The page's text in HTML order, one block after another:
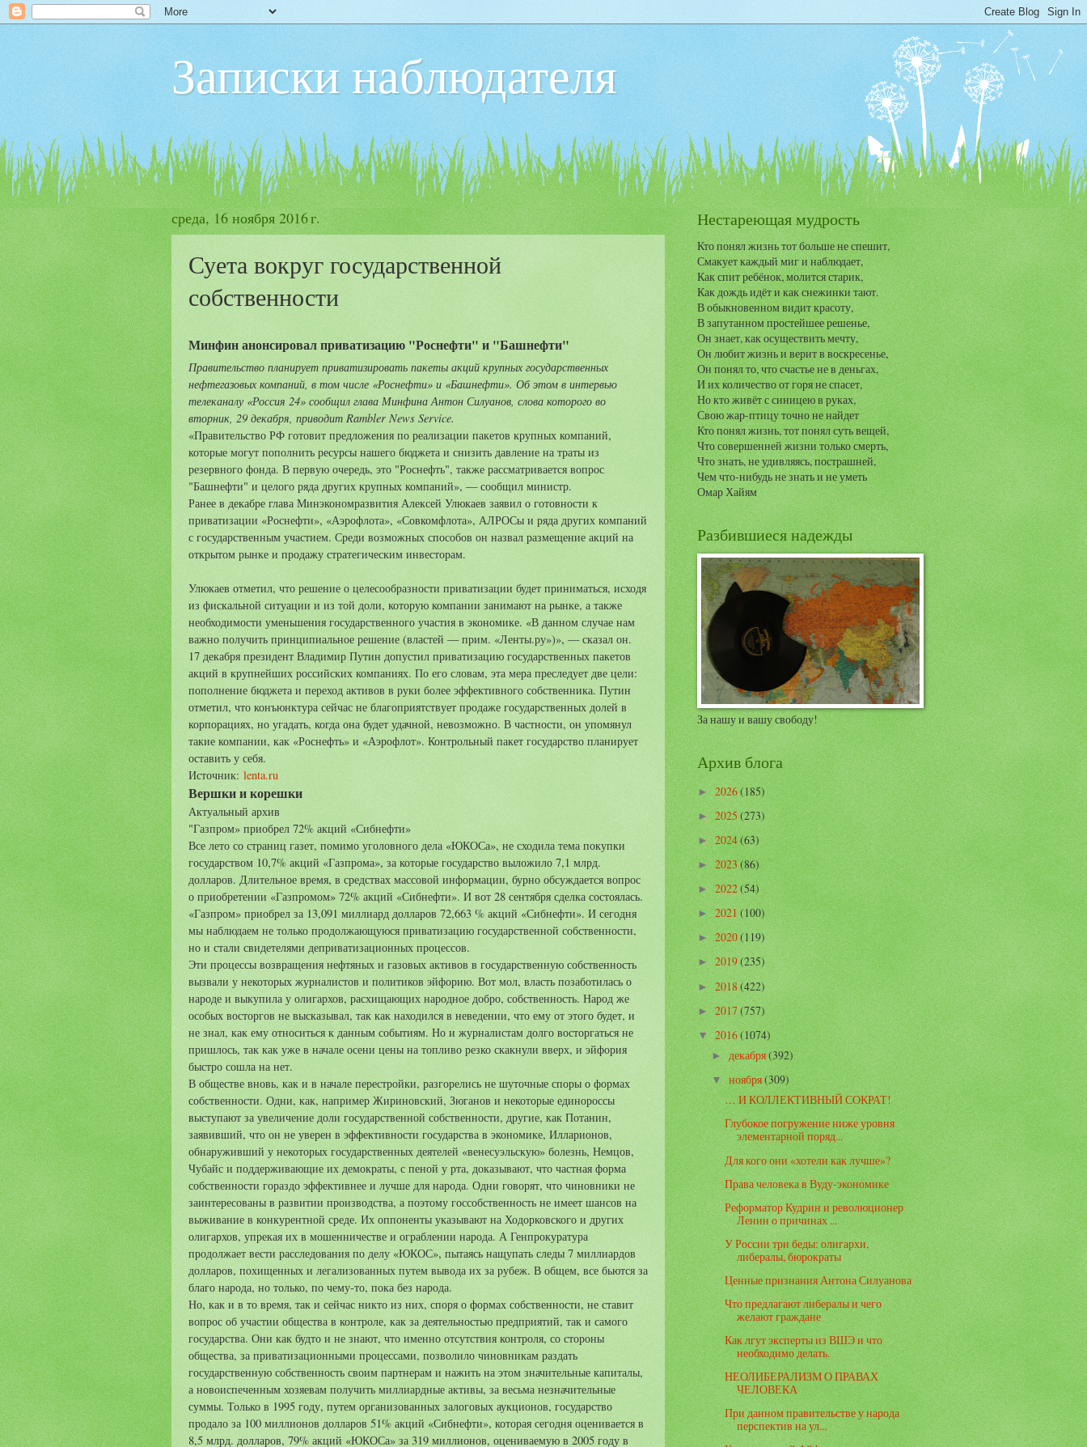
Записки наблюдателя
среда, 16 ноября 2016 г.
Суета вокруг государственной
собственности
Минфин анонсировал приватизацию "Роснефти" и "Башнефти"
Правительство планирует приватизировать пакеты акций крупных государственных
нефтегазовых компаний, в том числе «Роснефти» и «Башнефти». Об этом в интервью
телеканалу «Россия 24» сообщил глава Минфина Антон Силуанов, слова которого во
вторник, 29 декабря, приводит Rambler News Service.
«Правительство РФ готовит предложения по реализации пакетов крупных компаний,
которые могут пополнить ресурсы нашего бюджета и снизить давление на траты из
резервного фонда. В первую очередь, это "Роснефть", также рассматривается вопрос
"Башнефти" и целого ряда других крупных компаний», — сообщил министр.
Ранее в декабре глава Минэкономразвития Алексей Улюкаев заявил о готовности к
приватизации «Роснефти», «Аэрофлота», «Совкомфлота», АЛРОСы и ряда других компаний
с государственным участием. Среди возможных способов он назвал размещение акций на
открытом рынке и продажу стратегическим инвесторам.
Улюкаев отметил, что решение о целесообразности приватизации будет приниматься, исходя
из фискальной ситуации и из той доли, которую компании занимают на рынке, а также
необходимости уменьшения государственного участия в экономике. «В данном случае нам
важно получить принципиальное решение (властей — прим. «Ленты.ру»)», — сказал он.
17 декабря президент Владимир Путин допустил приватизацию государственных пакетов
акций в крупнейших российских компаниях. По его словам, эта мера преследует две цели:
пополнение бюджета и переход активов в руки более эффективного собственника. Путин
отметил, что конъюнктура сейчас не благоприятствует продаже государственных долей в
корпорациях, но угадать, когда она будет удачной, невозможно. В частности, он упомянул
такие компании, как «Роснефть» и «Аэрофлот». Контрольный пакет государство планирует
оставить у себя.
Источник: lenta.ru
Вершки и корешки
Актуальный архив
"Газпром» приобрел 72% акций «Сибнефти»
Все лето со страниц газет, помимо уголовного дела «ЮКОСа», не сходила тема покупки
государством 10,7% акций «Газпрома», за которые государство выложило 7,1 млрд.
долларов. Длительное время, в средствах массовой информации, бурно обсуждается вопрос
о приобретении «Газпромом» 72% акций «Сибнефти». И вот 28 сентября сделка состоялась.
«Газпром» приобрел за 13,091 миллиард долларов 72,663 % акций «Сибнефти». И сегодня
мы наблюдаем не только продолжающуюся приватизацию государственной собственности,
но и стали свидетелями деприватизационных процессов.
Эти процессы возвращения нефтяных и газовых активов в государственную собственность
вызвали у некоторых журналистов и политиков эйфорию. Вот мол, власть позаботилась о
народе и выкупила у олигархов, расхищающих народное добро, собственность. Народ же
особых восторгов не высказывал, так как находился в неведении, что ему от этого будет, и
не знал, как ему относиться к данным событиям. Но и журналистам долго восторгаться не
пришлось, так как уже в начале осени цены на топливо резко скакнули вверх, и эйфория
быстро сошла на нет.
В обществе вновь, как и в начале перестройки, разгорелись не шуточные споры о формах
собственности. Одни, как, например Жириновский, Зюганов и некоторые единороссы
выступают за увеличение доли государственной собственности, другие, как Потанин,
заявивший, что он не уверен в эффективности государства в экономике, Илларионов,
обнаруживший у некоторых государственных деятелей «венесуэльскую» болезнь, Немцов,
Чубайс и поддерживающие их демократы, с пеной у рта, доказывают, что частная форма
собственности гораздо эффективнее и лучше для народа. Одни говорят, что чиновники не
заинтересованы в развитии производства, а поэтому госсобственность не имеет шансов на
выживание в конкурентной среде. Их оппоненты указывают на Ходорковского и других
олигархов, упрекая их в мошенничестве и ограблении народа. А Генпрокуратура
продолжает вести расследования по делу «ЮКОС», пытаясь нащупать следы 7 миллиардов
долларов, похищенных и легализованных путем вывода их за рубеж. В общем, все бьются за
благо народа, но только, по чему-то, пока без народа.
Но, как и в то время, так и сейчас никто из них, споря о формах собственности, не ставит
вопрос об участии общества в контроле, как за деятельностью предприятий, так и самого
государства. Они как будто и не знают, что именно отсутствия контроля, со стороны
общества, за приватизационными процессами, позволило чиновникам раздать
государственную собственность своим партнерам и нажить на этом значительные капиталы,
а новоиспеченным хозяевам получить миллиардные активы, за весьма незначительные
суммы. Только в 1995 году, путем организованных залоговых аукционов, государство
продало за 100 миллионов долларов 51% акций «Сибнефти», которая сегодня оценивается в
8,5 млрд. долларов, 79% акций «ЮКОСа» за 319 миллионов, оцениваемую в 2005 году в
Нестареющая мудрость
Кто понял жизнь тот больше не спешит,
Смакует каждый миг и наблюдает,
Как спит ребёнок, молится старик,
Как дождь идёт и как снежинки тают.
В обыкновенном видит красоту,
В запутанном простейшее решенье,
Он знает, как осуществить мечту,
Он любит жизнь и верит в воскресенье,
Он понял то, что счастье не в деньгах,
И их количество от горя не спасет,
Но кто живёт с синицею в руках,
Свою жар-птицу точно не найдет
Кто понял жизнь, тот понял суть вещей,
Что совершенней жизни только смерть,
Что знать, не удивляясь, пострашней,
Чем что-нибудь не знать и не уметь
Омар Хайям
Разбившиеся надежды
За нашу и вашу свободу!
Архив блога
►2026(185)
►2025(273)
►2024(63)
►2023(86)
►2022(54)
►2021(100)
►2020(119)
►2019(235)
►2018(422)
►2017(757)
▼2016(1074)
►декабря(392)
▼ноября(309)
… И КОЛЛЕКТИВНЫЙ СОКРАТ!
Глубокое погружение ниже уровня
элементарной поряд...
Для кого они «хотели как лучше»?
Права человека в Вуду-экономике
Реформатор Кудрин и революционер
Ленин о причинах ...
У России три беды: олигархи,
либералы, бюрократы
Ценные признания Антона Силуанова
Что предлагают либералы и чего
желают граждане
Как лгут эксперты из ВШЭ и что
необходимо делать.
НЕОЛИБЕРАЛИЗМ О ПРАВАХ
ЧЕЛОВЕКА
При данном правительстве у народа
перспектив на ул...